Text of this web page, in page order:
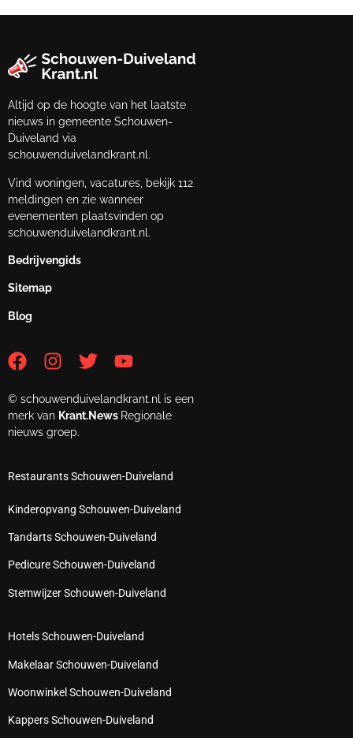
Altijd op de hoogte van het laatste
nieuws in gemeente Schouwen-
Duiveland via
schouwenduivelandkrant.nl.
Vind woningen, vacatures, bekijk 112
meldingen en zie wanneer
evenementen plaatsvinden op
schouwenduivelandkrant.nl.
Bedrijvengids
Sitemap
Blog
© schouwenduivelandkrant.nl is een
merk van Krant.News Regionale
nieuws groep.
Restaurants Schouwen-Duiveland
Kinderopvang Schouwen-Duiveland
Tandarts Schouwen-Duiveland
Pedicure Schouwen-Duiveland
Stemwijzer Schouwen-Duiveland
Hotels Schouwen-Duiveland
Makelaar Schouwen-Duiveland
Woonwinkel Schouwen-Duiveland
Kappers Schouwen-Duiveland